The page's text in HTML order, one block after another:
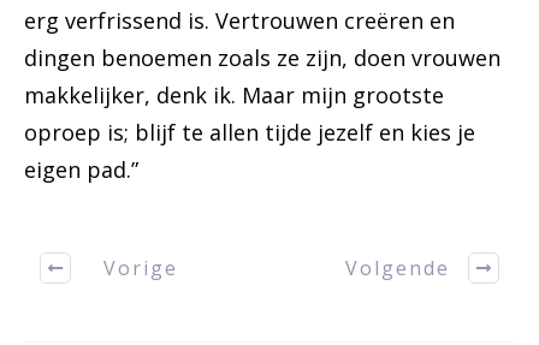
erg verfrissend is. Vertrouwen creëren en
dingen benoemen zoals ze zijn, doen vrouwen
makkelijker, denk ik. Maar mijn grootste
oproep is; blijf te allen tijde jezelf en kies je
eigen pad.”
Vorige Volgende